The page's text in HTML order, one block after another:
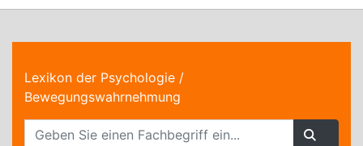
Lexikon der Psychologie /
Bewegungswahrnehmung